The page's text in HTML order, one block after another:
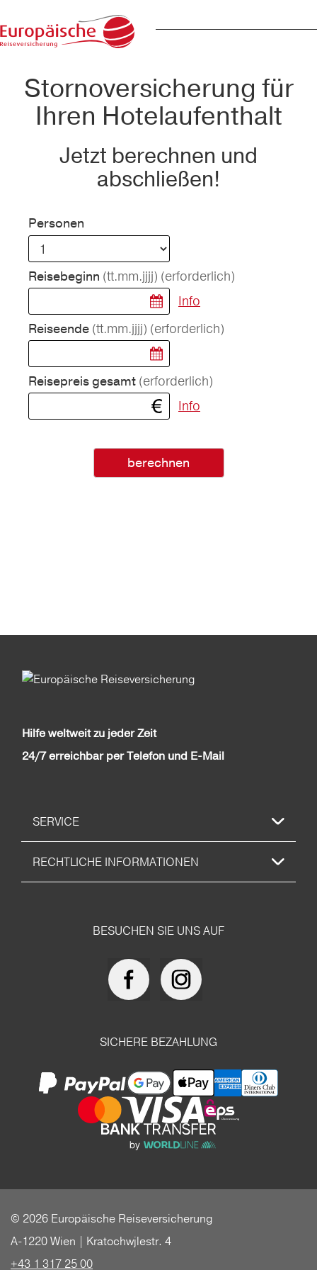
Stornoversicherung für
Ihren Hotelaufenthalt
Jetzt berechnen und
abschließen!
Personen
Reisebeginn (tt.mm.jjjj) (erforderlich)
Info
Reiseende (tt.mm.jjjj) (erforderlich)
Reisepreis gesamt (erforderlich)
Info
berechnen
Hilfe weltweit zu jeder Zeit
24/7 erreichbar per Telefon und E-Mail
SERVICE
RECHTLICHE INFORMATIONEN
BESUCHEN SIE UNS AUF
SICHERE BEZAHLUNG
© 2026 Europäische Reiseversicherung
A-1220 Wien | Kratochwjlestr. 4
+43 1 317 25 00